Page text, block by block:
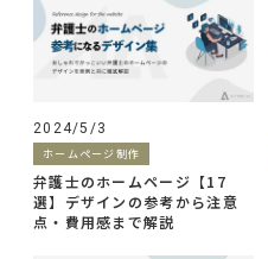
2024/5/3
ホームページ制作
弁護士のホームページ【17
選】デザインの参考から注意
点・費用感まで解説